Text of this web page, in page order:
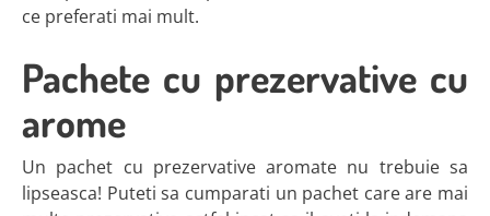
ce preferati mai mult.
Pachete cu prezervative cu
arome
Un pachet cu prezervative aromate nu trebuie sa
lipseasca! Puteti sa cumparati un pachet care are mai